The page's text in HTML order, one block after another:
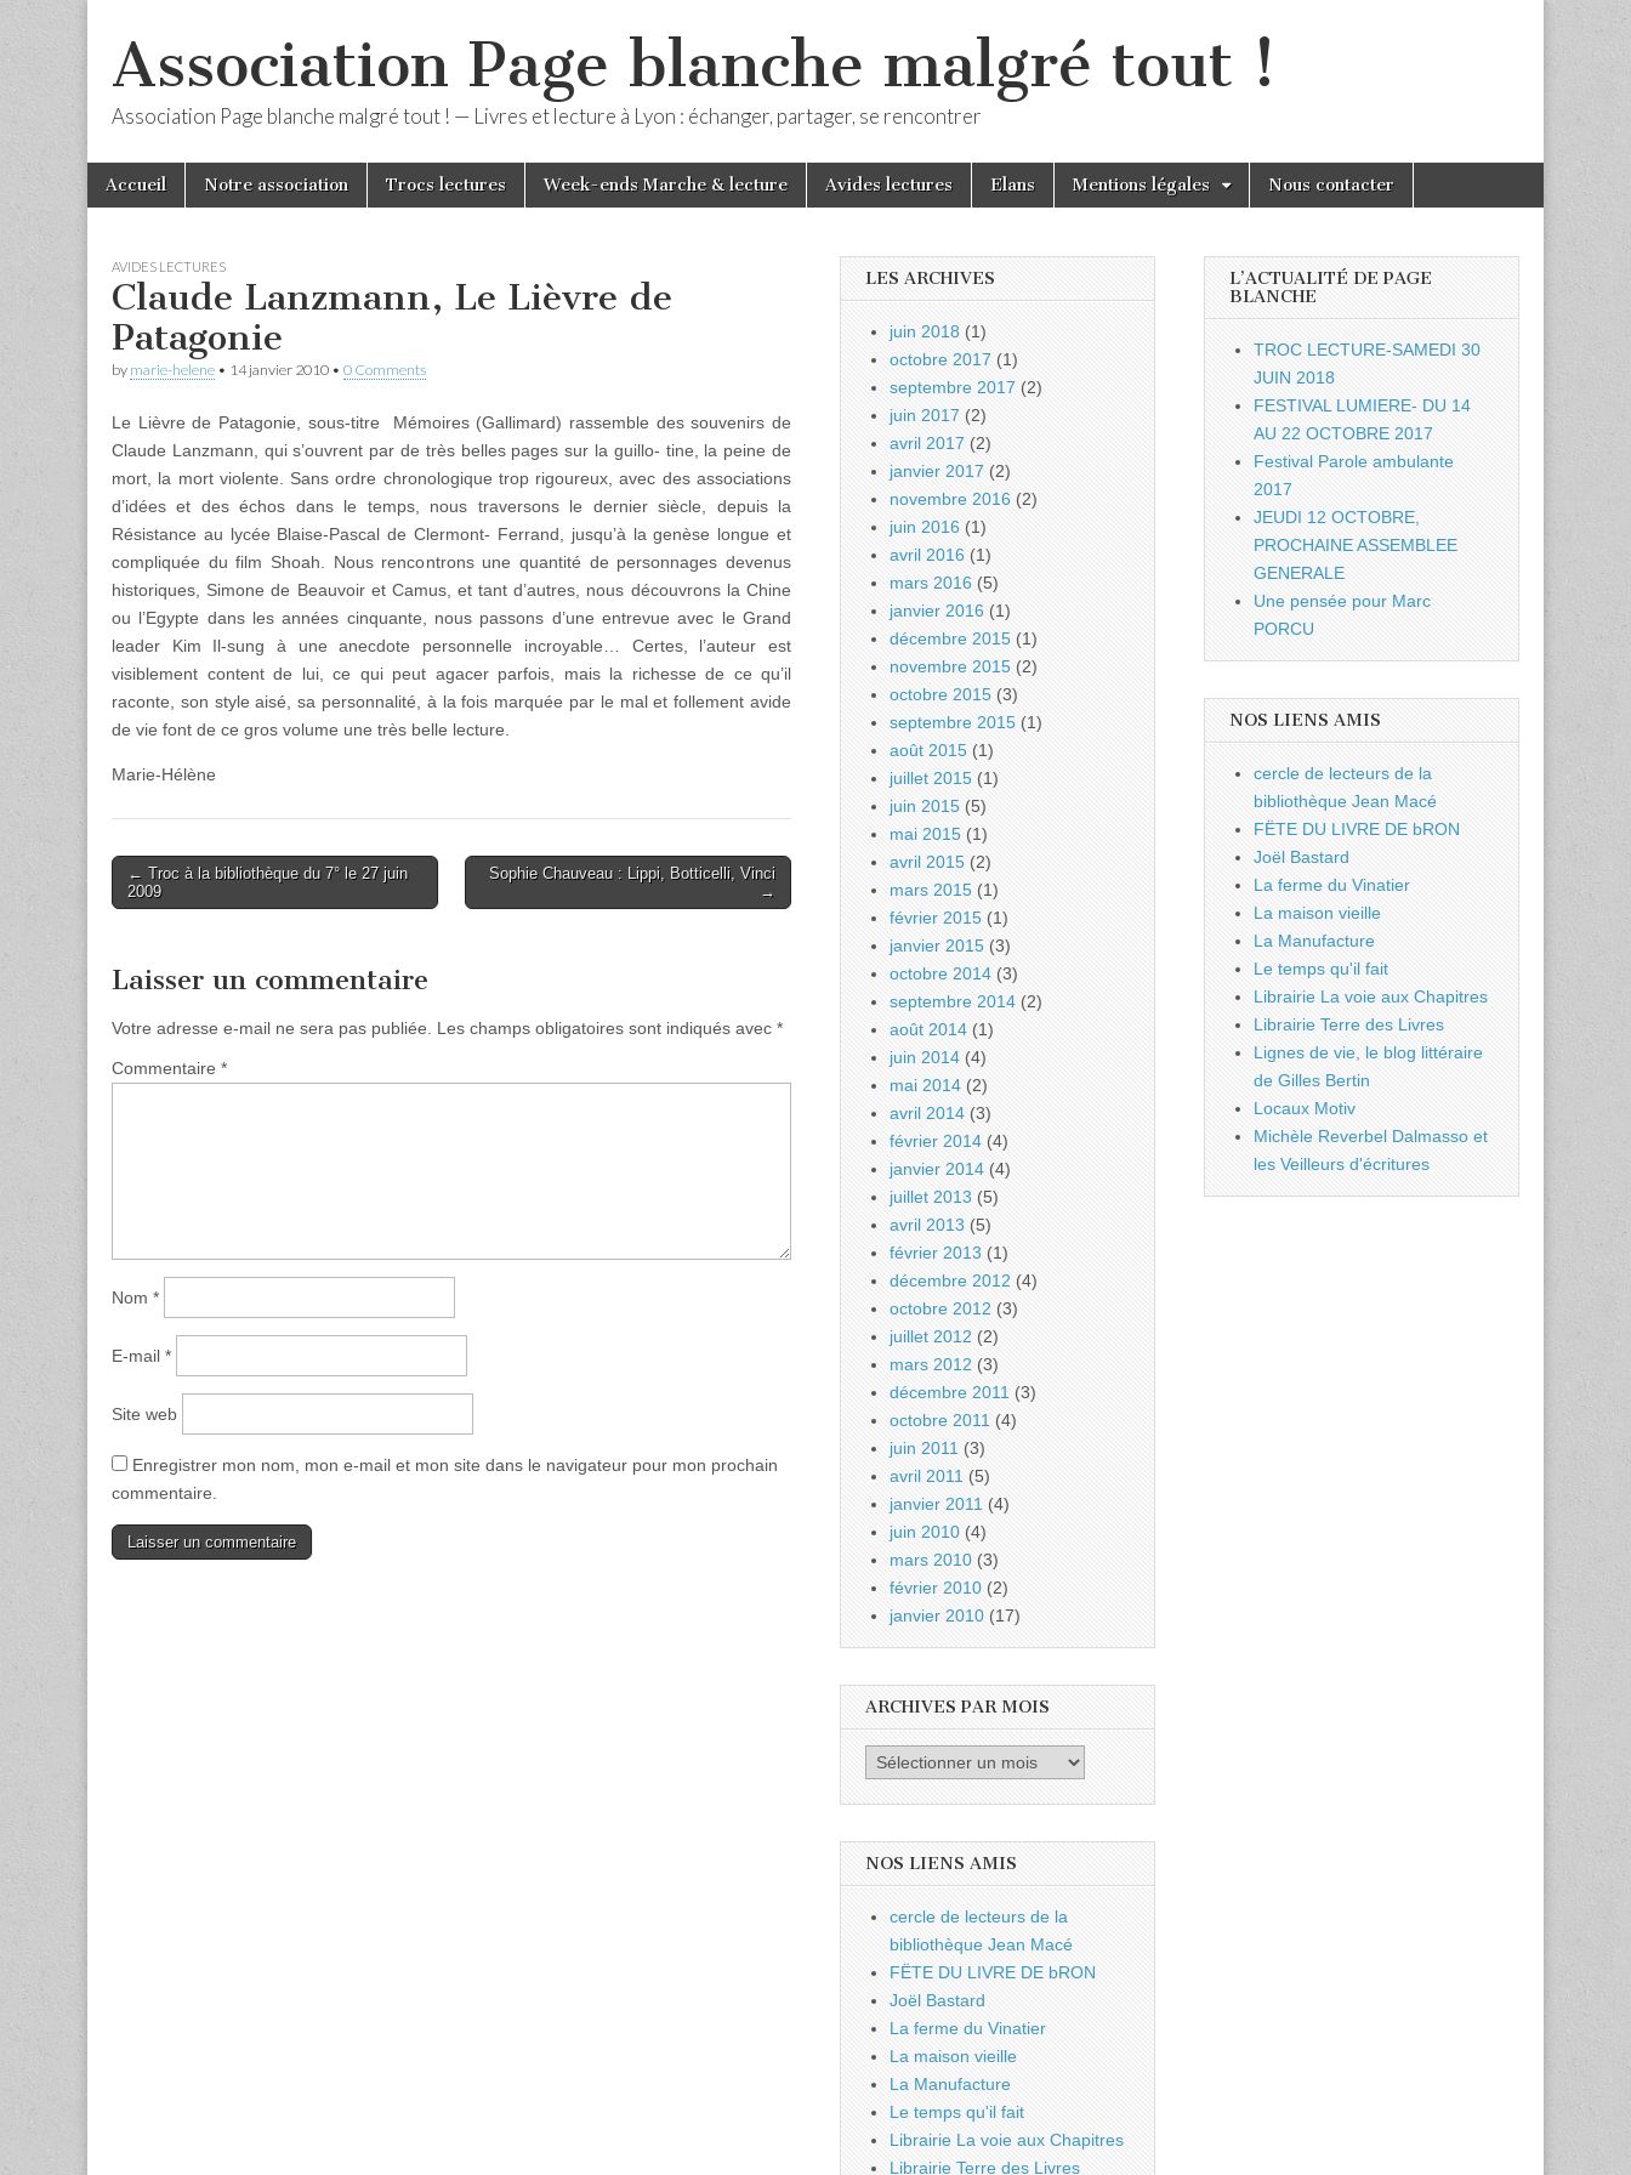
Association Page blanche malgré tout !
Association Page blanche malgré tout ! — Livres et lecture à Lyon : échanger, partager, se rencontrer
Main
menu
Skip
Accueil Notre association Trocs lectures Week-ends Marche & lecture Avides lectures Elans Mentions légales Nous contacter
AVIDES LECTURES
Claude Lanzmann, Le Lièvre de
Patagonie
by marie-helene • 14 janvier 2010 • 0 Comments
Le Lièvre de Patagonie, sous-titre Mémoires (Gallimard) rassemble des souvenirs de
Claude Lanzmann, qui s’ouvrent par de très belles pages sur la guillo- tine, la peine de
mort, la mort violente. Sans ordre chronologique trop rigoureux, avec des associations
d’idées et des échos dans le temps, nous traversons le dernier siècle, depuis la
Résistance au lycée Blaise-Pascal de Clermont- Ferrand, jusqu’à la genèse longue et
compliquée du film Shoah. Nous rencontrons une quantité de personnages devenus
historiques, Simone de Beauvoir et Camus, et tant d’autres, nous découvrons la Chine
ou l’Egypte dans les années cinquante, nous passons d’une entrevue avec le Grand
leader Kim Il-sung à une anecdote personnelle incroyable… Certes, l’auteur est
visiblement content de lui, ce qui peut agacer parfois, mais la richesse de ce qu’il
raconte, son style aisé, sa personnalité, à la fois marquée par le mal et follement avide
de vie font de ce gros volume une très belle lecture.
Marie-Hélène
Post
navigation
← Troc à la bibliothèque du 7° le 27 juin
2009
Sophie Chauveau : Lippi, Botticelli, Vinci
→
Laisser un commentaire
Votre adresse e-mail ne sera pas publiée. Les champs obligatoires sont indiqués avec *
Commentaire *
Nom *
E-mail *
Site web
Enregistrer mon nom, mon e-mail et mon site dans le navigateur pour mon prochain
commentaire.
LES ARCHIVES
juin 2018 (1)
octobre 2017 (1)
septembre 2017 (2)
juin 2017 (2)
avril 2017 (2)
janvier 2017 (2)
novembre 2016 (2)
juin 2016 (1)
avril 2016 (1)
mars 2016 (5)
janvier 2016 (1)
décembre 2015 (1)
novembre 2015 (2)
octobre 2015 (3)
septembre 2015 (1)
août 2015 (1)
juillet 2015 (1)
juin 2015 (5)
mai 2015 (1)
avril 2015 (2)
mars 2015 (1)
février 2015 (1)
janvier 2015 (3)
octobre 2014 (3)
septembre 2014 (2)
août 2014 (1)
juin 2014 (4)
mai 2014 (2)
avril 2014 (3)
février 2014 (4)
janvier 2014 (4)
juillet 2013 (5)
avril 2013 (5)
février 2013 (1)
décembre 2012 (4)
octobre 2012 (3)
juillet 2012 (2)
mars 2012 (3)
décembre 2011 (3)
octobre 2011 (4)
juin 2011 (3)
avril 2011 (5)
janvier 2011 (4)
juin 2010 (4)
mars 2010 (3)
février 2010 (2)
janvier 2010 (17)
ARCHIVES PAR MOIS
Archives
NOS LIENS AMIS
cercle de lecteurs de la
bibliothèque Jean Macé
FËTE DU LIVRE DE bRON
Joël Bastard
La ferme du Vinatier
La maison vieille
La Manufacture
Le temps qu'il fait
Librairie La voie aux Chapitres
Librairie Terre des Livres
L’ACTUALITÉ DE PAGE
BLANCHE
TROC LECTURE-SAMEDI 30
JUIN 2018
FESTIVAL LUMIERE- DU 14
AU 22 OCTOBRE 2017
Festival Parole ambulante
2017
JEUDI 12 OCTOBRE,
PROCHAINE ASSEMBLEE
GENERALE
Une pensée pour Marc
PORCU
NOS LIENS AMIS
cercle de lecteurs de la
bibliothèque Jean Macé
FËTE DU LIVRE DE bRON
Joël Bastard
La ferme du Vinatier
La maison vieille
La Manufacture
Le temps qu'il fait
Librairie La voie aux Chapitres
Librairie Terre des Livres
Lignes de vie, le blog littéraire
de Gilles Bertin
Locaux Motiv
Michèle Reverbel Dalmasso et
les Veilleurs d'écritures